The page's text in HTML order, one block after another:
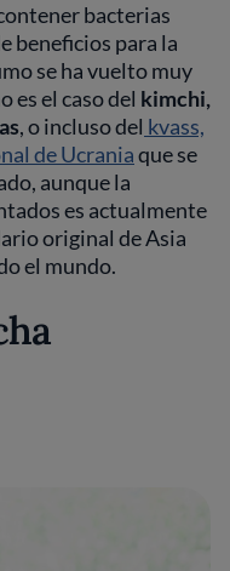
bacterias
beneficios para la
se ha vuelto muy
es el caso del kimchi,
, o incluso del kvass,
de Ucraniaque se
aunque la
es actualmente
original de Asia
el mundo.